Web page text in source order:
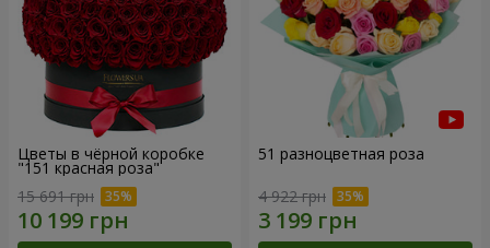
Цветы в чёрной коробке
"151 красная роза"
15 691 грн
51 разноцветная роза
4 922 грн